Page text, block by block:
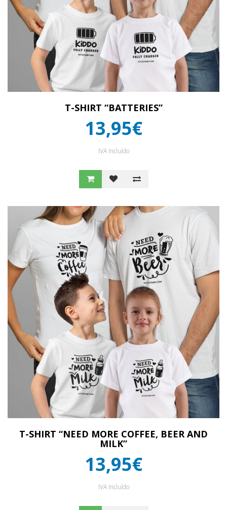
T-SHIRT “BATTERIES”
13,95€
IVA Incluído
T-SHIRT “NEED MORE COFFEE, BEER AND
MILK”
13,95€
IVA Incluído